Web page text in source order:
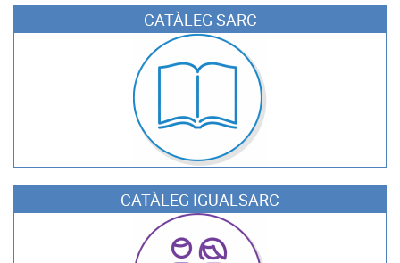
CATÀLEG SARC
CATÀLEG IGUALSARC